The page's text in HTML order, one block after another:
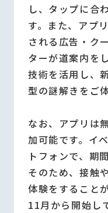
し、タップに合
す。また、アプ
される広告・ク
ターが道案内を
技術を活用し、
型の謎解きをご
なお、アプリは
加可能です。イ
トフォンで、期
そのため、接触
体験をすること
11月から開始し